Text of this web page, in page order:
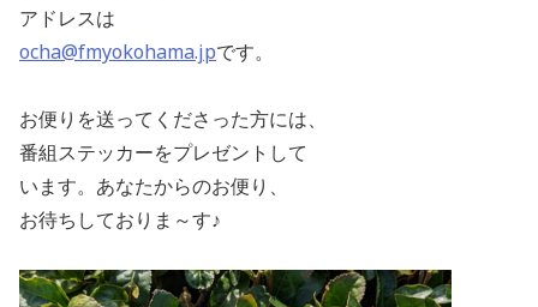
アドレスは
ocha@fmyokohama.jpです。
お便りを送ってくださった方には、
番組ステッカーをプレゼントして
います。あなたからのお便り、
お待ちしておりま～す♪